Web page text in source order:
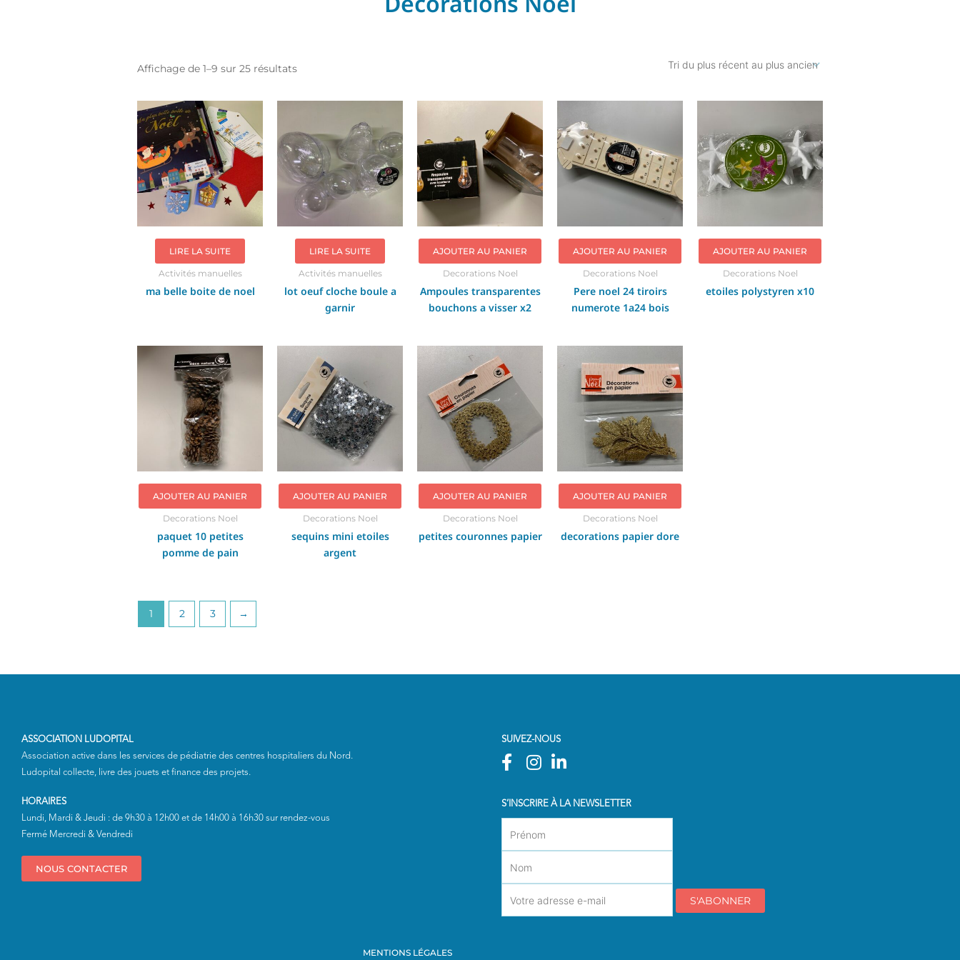
Affichage de 1–9 sur 25 résultats
LIRE LA SUITE
Activités manuelles
ma belle boite de noel
LIRE LA SUITE
Activités manuelles
lot oeuf cloche boule a
garnir
AJOUTER AU PANIER
Decorations Noel
Ampoules transparentes
bouchons a visser x2
AJOUTER AU PANIER
Decorations Noel
Pere noel 24 tiroirs
numerote 1a24 bois
AJOUTER AU PANIER
Decorations Noel
etoiles polystyren x10
AJOUTER AU PANIER
Decorations Noel
paquet 10 petites
pomme de pain
AJOUTER AU PANIER
Decorations Noel
sequins mini etoiles
argent
AJOUTER AU PANIER
Decorations Noel
petites couronnes papier
AJOUTER AU PANIER
Decorations Noel
decorations papier dore
1 2 3 →
ASSOCIATION LUDOPITAL
Association active dans les services de pédiatrie des centres hospitaliers du Nord.
Ludopital collecte, livre des jouets et finance des projets.
HORAIRES
Lundi, Mardi & Jeudi : de 9h30 à 12h00 et de 14h00 à 16h30 sur rendez-vous
Fermé Mercredi & Vendredi
NOUS CONTACTER
SUIVEZ-NOUS
S’INSCRIRE À LA NEWSLETTER
MENTIONS LÉGALES